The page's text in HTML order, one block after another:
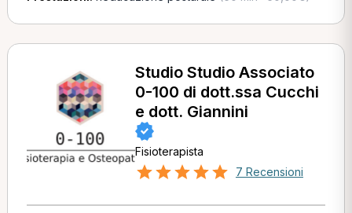
Studio Studio Associato
0-100 di dott.ssa Cucchi
e dott. Giannini
Fisioterapista
7 Recensioni